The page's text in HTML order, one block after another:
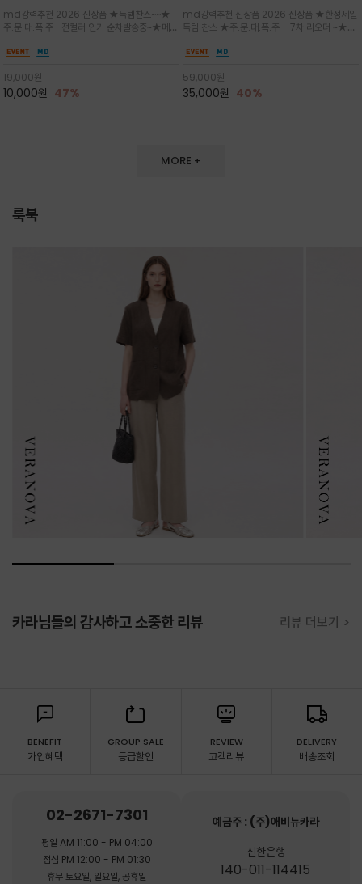
노바 심볼 전사 인쇄(Transfer
Printing)뒷밴딩으로 사이즈 조절이 가
능해 누구나 안정적으로 착용
md강력추천 2026 신상품 ★득템찬스~~★
주.문.대.폭.주- 전컬러 인기 순차발송중~★메쉬
일 보송보송한 스킨케어 핏(Skin-care fit)을
프,여행까지~~
19,000원
10,000원 47%
잡는 감각적인 레이어드 니트 어부바숄/
뒷면의 은은한 V자 조직감과 부드러운
터치감으로 완성도를 높였으며, 단조로
md강력추천 신상품 2026 신상품 ★한정세일
득템 찬스 ★주.문.대.폭.주 - 7차 리오더 ~★셔
인트를 주기 좋으며, 소매 끝단에 위치한 실버
스러움을 동시에
59,000원
35,000원 40%
MORE +
룩북
카라님들의 감사하고 소중한 리뷰 리뷰 더보기 >
BENEFIT
가입혜택
GROUP SALE
등급할인
REVIEW
고객리뷰
DELIVERY
배송조회
02-2671-7301
평일 AM 11:00 - PM 04:00
점심 PM 12:00 - PM 01:30
휴무 토요일, 일요일, 공휴일
예금주 : (주)애비뉴카라
신한은행
140-011-114415